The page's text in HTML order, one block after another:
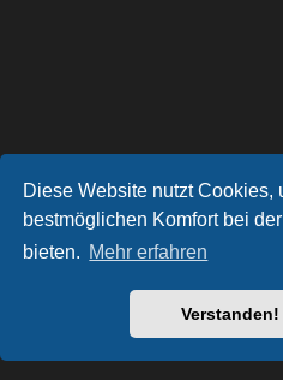
Diese Website nutzt Cookies,
bestmöglichen Komfort bei
bieten. Mehr erfahren
Verstanden!